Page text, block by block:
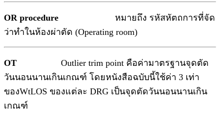
OR procedure
หมายถึง รหัสหัตถการที่จัด
ว่าทำในห้องผ่าตัด (Operating room)
OT Outlier trim point คือค่ามาตรฐานจุดตัด
วันนอนนานเกินเกณฑ์ โดยหนังสือฉบับนี้ใช้ค่า 3 เท่า
ของWtLOS ของแต่ละ DRG เป็นจุดตัดวันนอนนานเกิน
เกณฑ์